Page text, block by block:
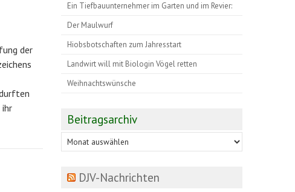
der
Ein Tiefbauunternehmer im Garten und im Revier:
Der Maulwurf
Hiobsbotschaften zum Jahresstart
Landwirt will mit Biologin Vögel retten
Weihnachtswünsche
Beitragsarchiv
Beitragsarchiv
DJV-Nachrichten